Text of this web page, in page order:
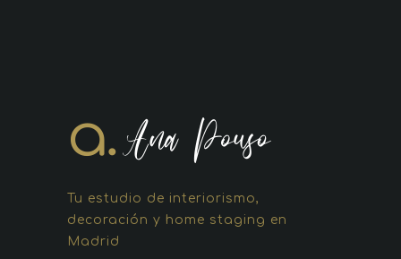
Tu estudio de interiorismo,
decoración y home staging en
Madrid